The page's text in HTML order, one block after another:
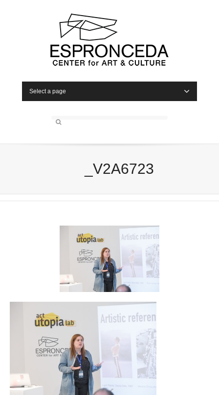
Select a page
_V2A6723